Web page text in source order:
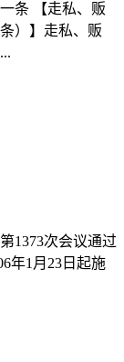
条 【走私、贩
）】走私、贩
1373次会议通过
年1月23日起施